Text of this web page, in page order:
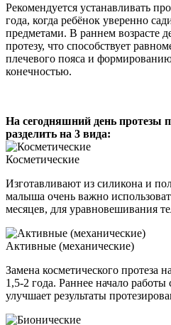
Рекомендуется устанавливать
года, когда ребёнок уверенно
предметами. В раннем возрасте
протезу, что способствует
плечевого пояса и
конечностью.
На сегодняшний день протезы
разделить на 3 вида:
Косметические
Изготавливают из силикона и
малыша очень важно
месяцев, для уравновешивания
Активные (механические)
Замена косметического протеза
1,5-2 года. Раннее начало
улучшает результаты